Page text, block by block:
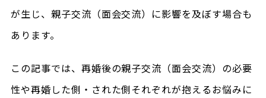
が生じ、親子交流（面会交流）に影響を及ぼす場合も
あります。
この記事では、再婚後の親子交流（面会交流）の必要
性や再婚した側・された側それぞれが抱えるお悩みに